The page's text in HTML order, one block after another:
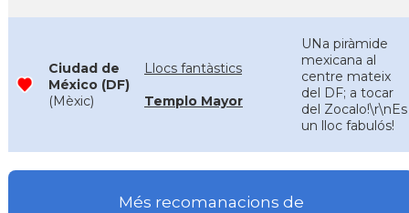
Ciudad de
México (DF)
(Mèxic)
Llocs fantàstics
Templo Mayor
UNa piràmide
mexicana al
centre mateix
del DF; a tocar
del Zocalo!\r\nEs
un lloc fabulós!
Més recomanacions de